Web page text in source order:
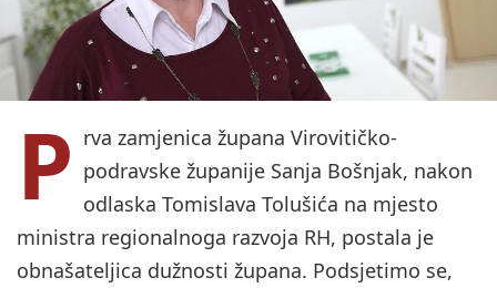
P rva zamjenica župana Virovitičko-
podravske županije Sanja Bošnjak, nakon
odlaska Tomislava Tolušića na mjesto
ministra regionalnoga razvoja RH, postala je
obnašateljica dužnosti župana. Podsjetimo se,